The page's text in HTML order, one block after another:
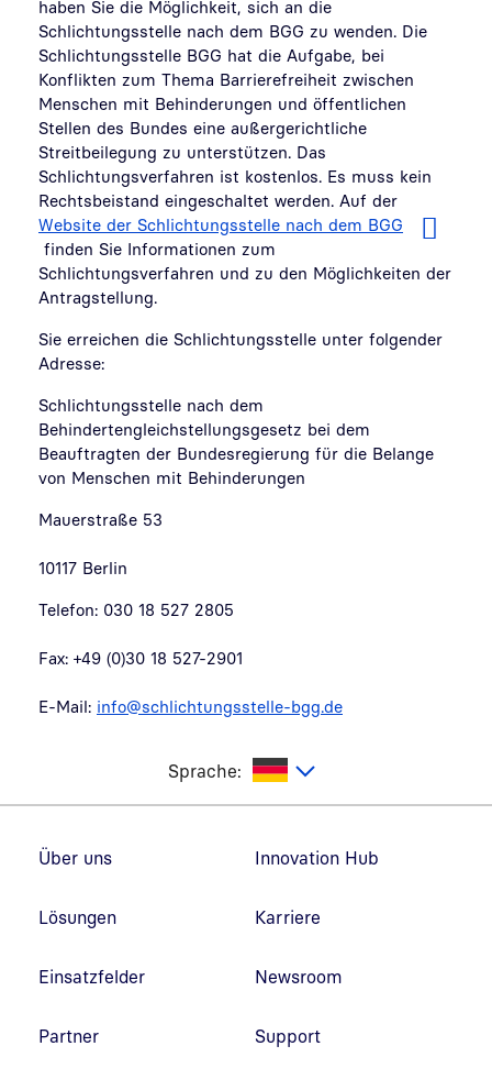
haben Sie die Möglichkeit, sich an die
Schlichtungsstelle nach dem BGG zu wenden. Die
Schlichtungsstelle BGG hat die Aufgabe, bei
Konflikten zum Thema Barrierefreiheit zwischen
Menschen mit Behinderungen und öffentlichen
Stellen des Bundes eine außergerichtliche
Streitbeilegung zu unterstützen. Das
Schlichtungsverfahren ist kostenlos. Es muss kein
Rechtsbeistand eingeschaltet werden. Auf der
Website der Schlichtungsstelle nach dem BGG
finden Sie Informationen zum
Schlichtungsverfahren und zu den Möglichkeiten der
Antragstellung.
Sie erreichen die Schlichtungsstelle unter folgender
Adresse:
Schlichtungsstelle nach dem
Behindertengleichstellungsgesetz bei dem
Beauftragten der Bundesregierung für die Belange
von Menschen mit Behinderungen
Mauerstraße 53
10117 Berlin
Telefon: 030 18 527 2805
Fax: +49 (0)30 18 527-2901
E-Mail: info@schlichtungsstelle-bgg.de
Sprache:
Über uns
Lösungen
Einsatzfelder
Partner
Innovation Hub
Karriere
Newsroom
Support